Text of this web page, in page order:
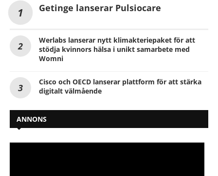
Getinge lanserar Pulsiocare
Werlabs lanserar nytt klimakteriepaket för att
stödja kvinnors hälsa i unikt samarbete med
Womni
Cisco och OECD lanserar plattform för att stärka
digitalt välmående
ANNONS